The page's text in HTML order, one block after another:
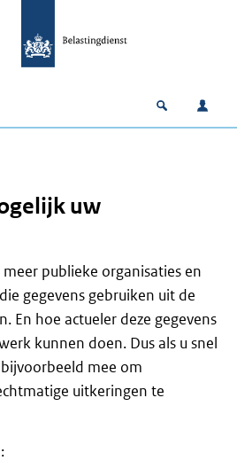
Open
uw
publieke organisaties en
gegevens gebruiken uit de
En hoe actueler deze gegevens
kunnen doen. Dus als u snel
mee om
uitkeringen te